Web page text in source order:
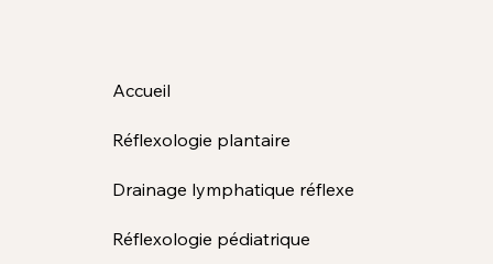
Accueil
Réflexologie plantaire
Drainage lymphatique réflexe
Réflexologie pédiatrique